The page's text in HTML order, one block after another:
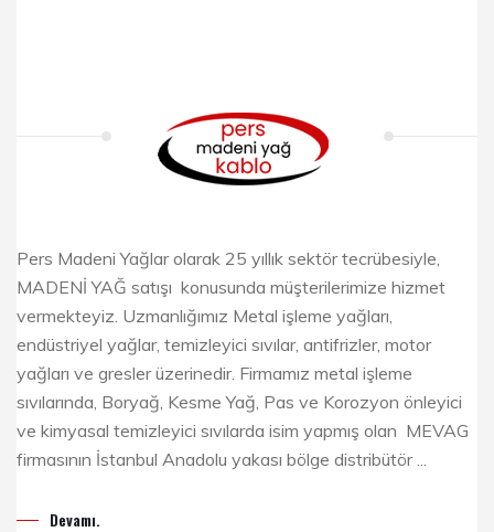
Pers Madeni Yağlar olarak 25 yıllık sektör tecrübesiyle,
MADENİ YAĞ satışı konusunda müşterilerimize hizmet
vermekteyiz. Uzmanlığımız Metal işleme yağları,
endüstriyel yağlar, temizleyici sıvılar, antifrizler, motor
yağları ve gresler üzerinedir. Firmamız metal işleme
sıvılarında, Boryağ, Kesme Yağ, Pas ve Korozyon önleyici
ve kimyasal temizleyici sıvılarda isim yapmış olan MEVAG
firmasının İstanbul Anadolu yakası bölge distribütör ...
Devamı.